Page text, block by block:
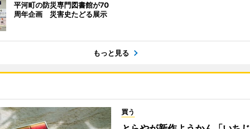
平河町の防災専門図書館が70
周年企画 災害史たどる展示
もっと見る
買う